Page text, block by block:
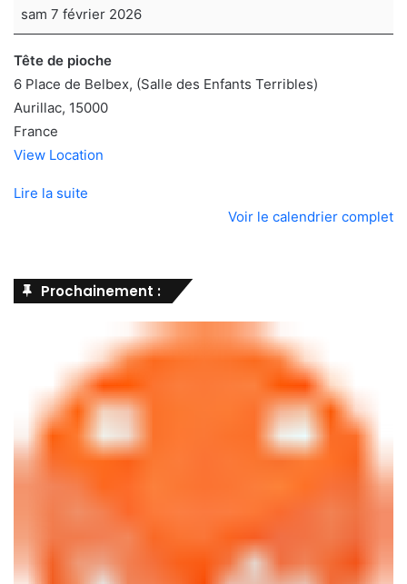
de
sociétés
sam 7 février 2026
Tête de pioche
6 Place de Belbex (Salle des Enfants Terribles)
Aurillac, 15000
France
View Location
Lire la suite
Voir le calendrier complet
Prochainement :